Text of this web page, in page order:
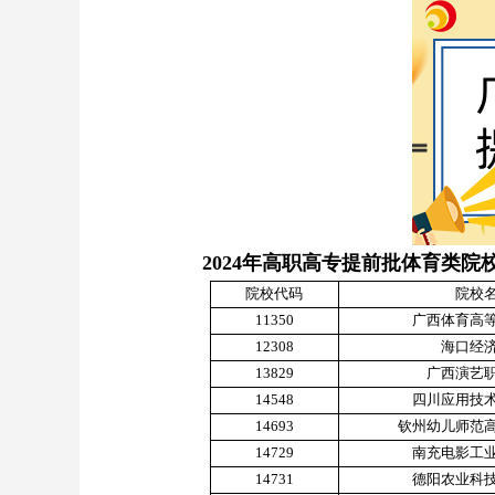
2024年高职高专提前批体育类院
院校代码
院校
11350
广西体育高
12308
海口经
13829
广西演艺
14548
四川应用技
14693
钦州幼儿师范
14729
南充电影工
14731
德阳农业科